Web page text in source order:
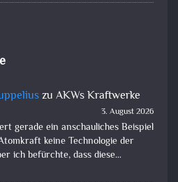
zu AKWs Kraftwerke
3. August 2026
gerade ein anschauliches Beispiel
keine Technologie der
ich befürchte, dass diese…